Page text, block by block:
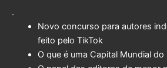
.
Novo concurso para autores
feito pelo TikTok
O que é uma Capital Mundial do